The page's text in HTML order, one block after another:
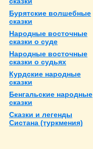
Бурятские волшебные
сказки
Народные восточные
сказки о суде
Народные восточные
сказки о судьях
Курдские нaродные
сказки
Бенгальские нaродные
сказки
Сказки и легенды
Систанa (туркмения)